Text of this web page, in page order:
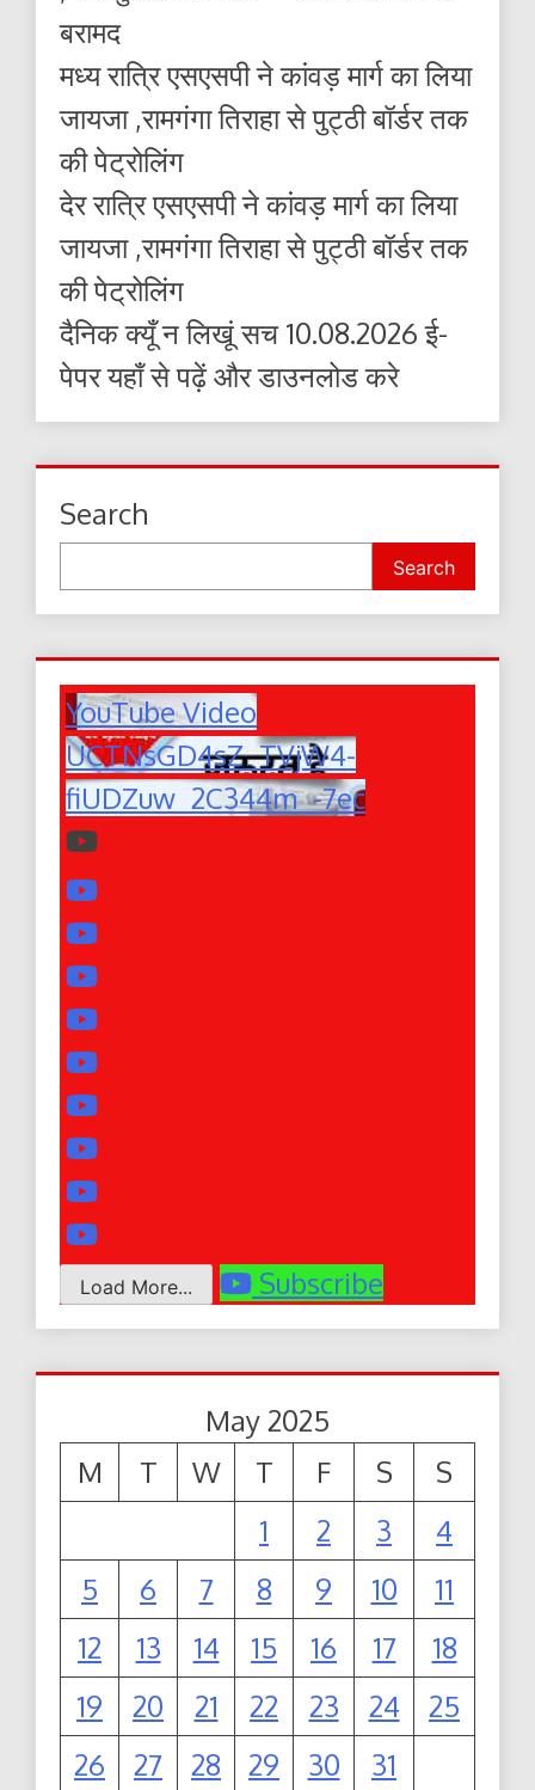
बरामद
मध्य रात्रि एसएसपी ने कांवड़ मार्ग का लिया
जायजा ,रामगंगा तिराहा से पुट्ठी बॉर्डर तक
की पेट्रोलिंग
देर रात्रि एसएसपी ने कांवड़ मार्ग का लिया
जायजा ,रामगंगा तिराहा से पुट्ठी बॉर्डर तक
की पेट्रोलिंग
दैनिक क्यूँ न लिखूं सच 10.08.2026 ई-
पेपर यहाँ से पढ़ें और डाउनलोड करे
Search
Search
YouTube Video
UCTNsGD4sZ_TVjW4-
fiUDZuw_2C344m_-7ec
Load More... Subscribe
May 2025
M
T W T F S
S
1
2 3
4
5
6 7 8 9 10
11
12
13 14 15 16 17
18
19
20 21 22 23 24
25
26
27 28 29 30 31